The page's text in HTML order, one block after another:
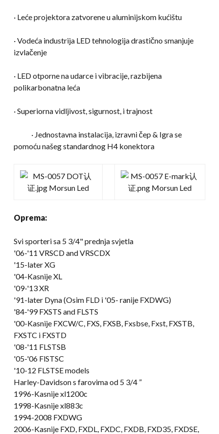
· Leće projektora zatvorene u aluminijskom kućištu
· Vodeća industrija LED tehnologija drastično smanjuje
izvlačenje
· LED otporne na udarce i vibracije, razbijena
polikarbonatna leća
· Superiorna vidljivost, sigurnost, i trajnost
· Jednostavna instalacija, izravni čep & Igra se
pomoću našeg standardnog H4 konektora
Oprema:
Svi sporteri sa 5 3/4" prednja svjetla
'06-'11 VRSCD and VRSCDX
'15-later XG
'04-Kasnije XL
'09-'13 XR
'91-later Dyna(Osim FLD i '05- ranije FXDWG)
'84-'99 FXSTS and FLSTS
'00-Kasnije FXCW/C, FXS, FXSB, Fxsbse, Fxst, FXSTB,
FXSTC i FXSTD
'08-'11 FLSTSB
'05-'06 FlSTSC
'10-12 FLSTSE models
Harley-Davidson s farovima od 5 3/4 ”
1996-Kasnije xl1200c
1998-Kasnije xl883c
1994-2008 FXDWG
2006-Kasnije FXD, FXDL, FXDC, FXDB, FXD35, FXDSE,